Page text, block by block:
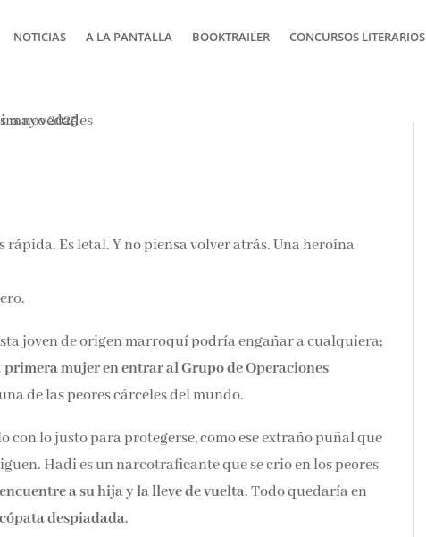
NOTICIAS A LA PANTALLA BOOKTRAILER CONCURSOS LITERARIOS
rápida. Es letal. Y no piensa volver atrás. Una heroína
joven de origen marroquí podría engañar a cualquiera;
primera mujer en entrar al Grupo de Operaciones
de las peores cárceles del mundo.
con lo justo para protegerse, como ese extraño puñal que
Hadi es un narcotraficante que se crio en los peores
encuentre a su hija y la lleve de vuelta. Todo quedaría en
despiadada.